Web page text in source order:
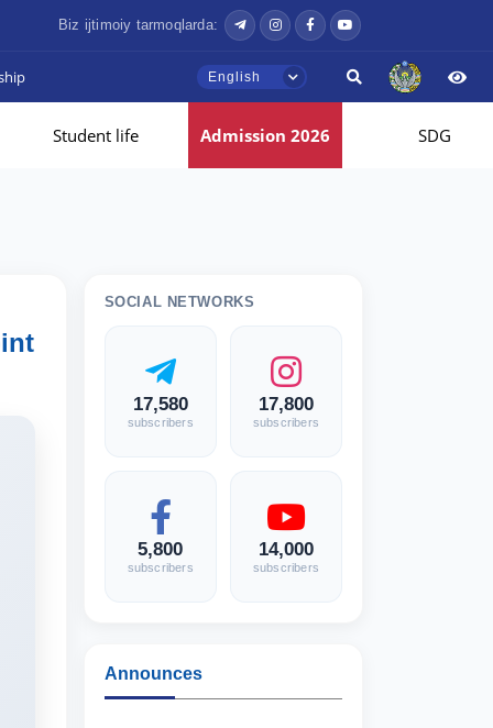
Biz ijtimoiy tarmoqlarda:
English
Student life Admission 2026 SDG
SOCIAL NETWORKS
17,580
subscribers
17,800
subscribers
5,800
subscribers
14,000
subscribers
Announces